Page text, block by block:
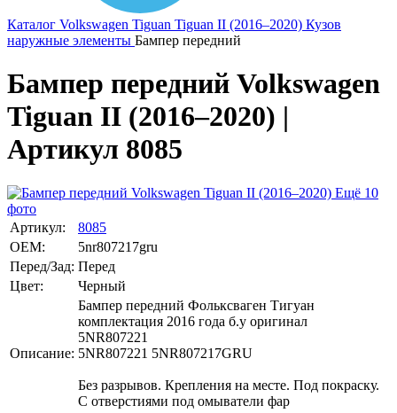
Каталог Volkswagen Tiguan Tiguan II (2016–2020) Кузов
наружные элементы Бампер передний
Бампер передний Volkswagen
Tiguan II (2016–2020) |
Артикул 8085
Ещё 10
фото
Артикул:
8085
OEM:
5nr807217gru
Перед/Зад: Перед
Цвет:
Черный
Описание:
Бампер передний Фольксваген Тигуан
комплектация 2016 года б.у оригинал
5NR807221
5NR807221 5NR807217GRU
Без разрывов. Крепления на месте. Под покраску.
С отверстиями под омыватели фар